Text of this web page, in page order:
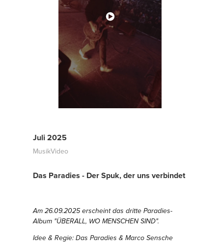
Juli 2025
MusikVideo
Das Paradies - Der Spuk, der uns verbindet
Am 26.09.2025 erscheint das dritte Paradies-
Album "ÜBERALL, WO MENSCHEN SIND".
Idee & Regie: Das Paradies & Marco Sensche